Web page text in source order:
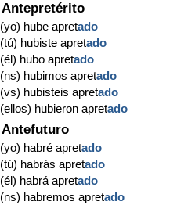
Antepretérito
(yo) hube apretado
(tú) hubiste apretado
(él) hubo apretado
(ns) hubimos apretado
(vs) hubisteis apretado
(ellos) hubieron apretado
Antefuturo
(yo) habré apretado
(tú) habrás apretado
(él) habrá apretado
(ns) habremos apretado